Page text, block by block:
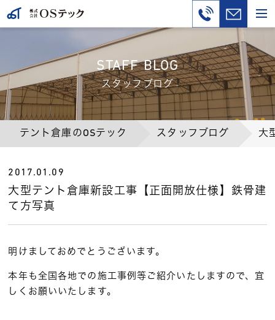
STAFF BLOG
スタッフブログ
テント倉庫のOSテック スタッフブログ 大
2017.01.09
大型テント倉庫新設工事【正面開放仕様】鉄骨建
て方写真
明けましておめでとうございます。
本年も全国各地での施工事例等ご紹介いたしますので、宜
しくお願いいたします。